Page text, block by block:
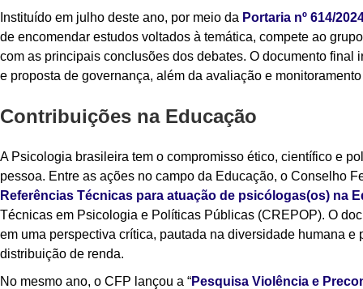
Instituído em julho deste ano, por meio da Portaria nº 614/
de encomendar estudos voltados à temática, compete ao
com as principais conclusões dos debates. O documento
e proposta de governança, além da avaliação e
Contribuições na Educação
A Psicologia brasileira tem o compromisso ético, científico e
pessoa. Entre as ações no campo da Educação, o Conselho
Referências Técnicas para atuação de psicólogas(os) na
Técnicas em Psicologia e Políticas Públicas (CREPOP). O
em uma perspectiva crítica, pautada na diversidade humana
distribuição de renda.
No mesmo ano, o CFP lançou a “Pesquisa Violência e